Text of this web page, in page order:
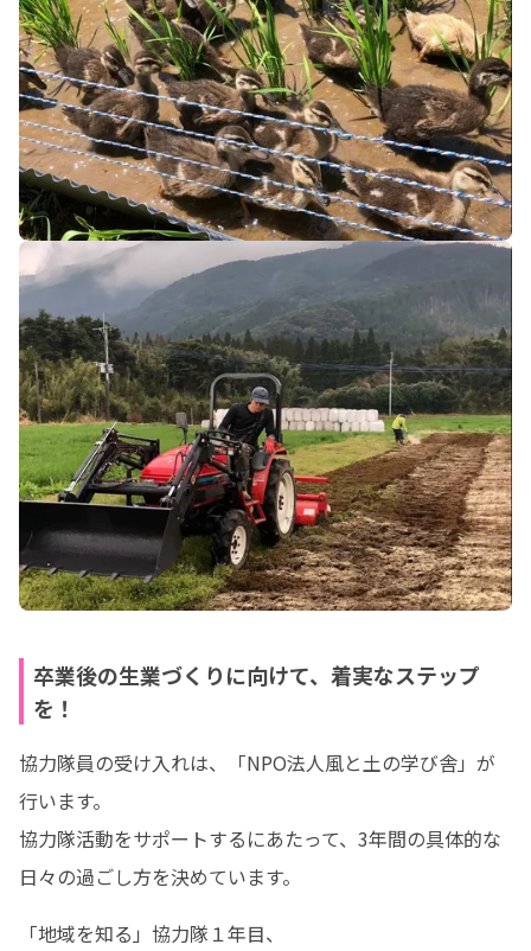
卒業後の生業づくりに向けて、着実なステップ
を！
協力隊員の受け入れは、「NPO法人風と土の学び舎」が
行います。
協力隊活動をサポートするにあたって、3年間の具体的な
日々の過ごし方を決めています。
「地域を知る」協力隊１年目、